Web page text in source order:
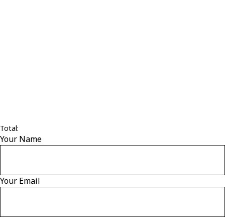
Total:
Your Name
Your Email